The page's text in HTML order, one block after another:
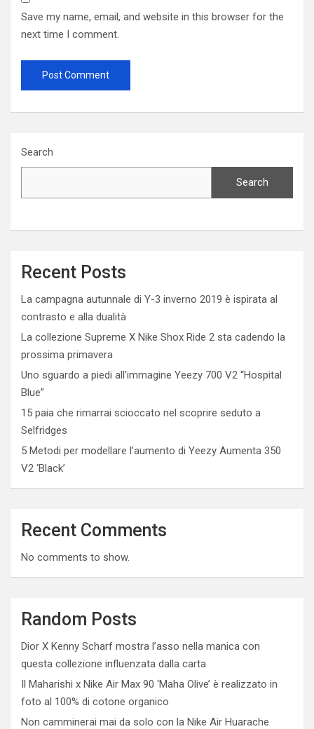
Save my name, email, and website in this browser for the
next time I comment.
Search
Search
Recent Posts
La campagna autunnale di Y-3 inverno 2019 è ispirata al
contrasto e alla dualità
La collezione Supreme X Nike Shox Ride 2 sta cadendo la
prossima primavera
Uno sguardo a piedi all’immagine Yeezy 700 V2 “Hospital
Blue”
15 paia che rimarrai scioccato nel scoprire seduto a
Selfridges
5 Metodi per modellare l’aumento di Yeezy Aumenta 350
V2 ‘Black’
Recent Comments
No comments to show.
Random Posts
Dior X Kenny Scharf mostra l’asso nella manica con
questa collezione influenzata dalla carta
Il Maharishi x Nike Air Max 90 ‘Maha Olive’ è realizzato in
foto al 100% di cotone organico
Non camminerai mai da solo con la Nike Air Huarache